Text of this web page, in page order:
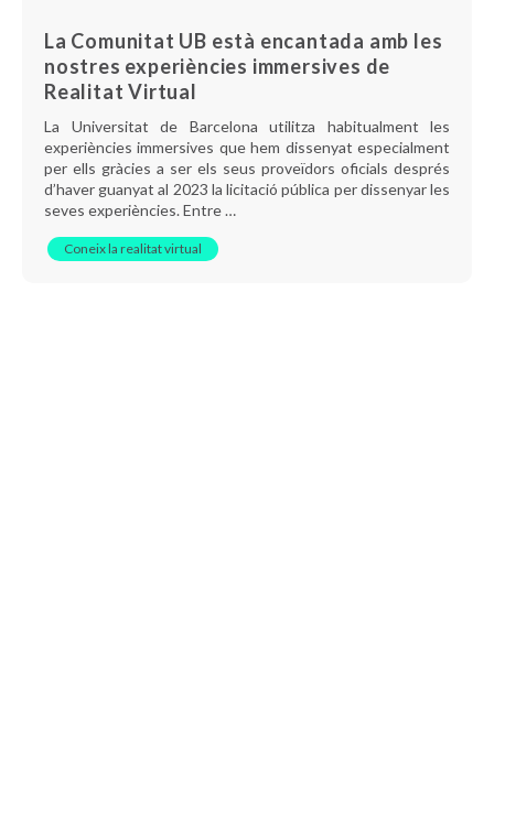
La Comunitat UB està encantada amb les
nostres experiències immersives de
Realitat Virtual
La Universitat de Barcelona utilitza habitualment les
experiències immersives que hem dissenyat especialment
per ells gràcies a ser els seus proveïdors oficials després
d’haver guanyat al 2023 la licitació pública per dissenyar les
seves experiències. Entre …
Coneix la realitat virtual